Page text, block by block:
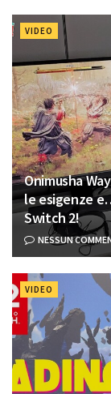
VIDEO
Onimusha
le esigenze
Switch 2!
NESSUN
VIDEO